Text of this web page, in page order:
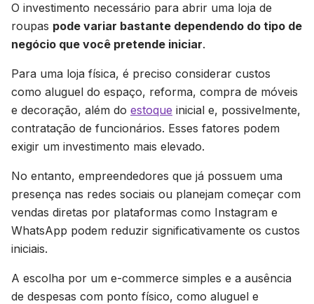
O investimento necessário para abrir uma loja de
roupas pode variar bastante dependendo do tipo de
negócio que você pretende iniciar.
Para uma loja física, é preciso considerar custos
como aluguel do espaço, reforma, compra de móveis
e decoração, além do estoque inicial e, possivelmente,
contratação de funcionários. Esses fatores podem
exigir um investimento mais elevado.
No entanto, empreendedores que já possuem uma
presença nas redes sociais ou planejam começar com
vendas diretas por plataformas como Instagram e
WhatsApp podem reduzir significativamente os custos
iniciais.
A escolha por um e-commerce simples e a ausência
de despesas com ponto físico, como aluguel e